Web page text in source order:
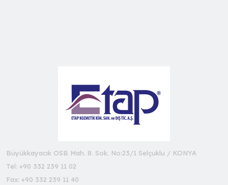
Büyükkayacık OSB Mah. 8. Sok. No:23/1 Selçuklu / KONYA
Tel: +90 332 239 11 02
Fax: +90 332 239 11 40